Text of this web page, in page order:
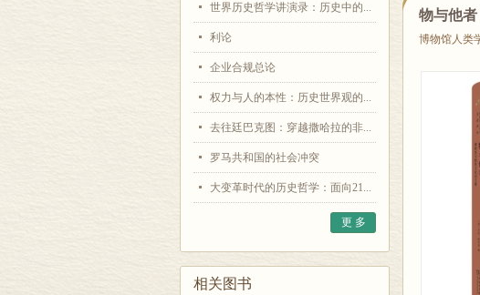
世界历史哲学讲演录：历史中的...
利论
企业合规总论
权力与人的本性：历史世界观的...
去往廷巴克图：穿越撒哈拉的非...
罗马共和国的社会冲突
大变革时代的历史哲学：面向21...
更 多
相关图书
物与他
博物馆人类